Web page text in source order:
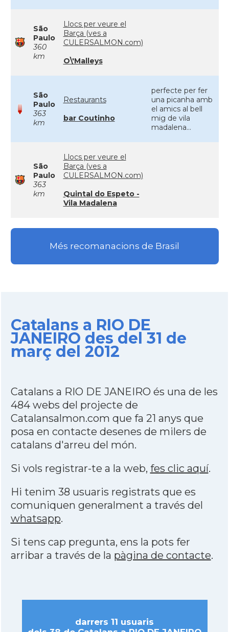
São
Paulo
360
km
Llocs per veure el
Barça (ves a
CULERSALMON.com)
O\'Malleys
São
Paulo
363
km
Restaurants
bar Coutinho
perfecte per fer
una picanha amb
el amics al bell
mig de vila
madalena...
São
Paulo
363
km
Llocs per veure el
Barça (ves a
CULERSALMON.com)
Quintal do Espeto -
Vila Madalena
Més recomanacions de Brasil
Catalans a RIO DE
JANEIRO des del 31 de
març del 2012
Catalans a RIO DE JANEIRO és una de les
484 webs del projecte de
Catalansalmon.com que fa 21 anys que
posa en contacte desenes de milers de
catalans d'arreu del món.
Si vols registrar-te a la web, fes clic aquí.
Hi tenim 38 usuaris registrats que es
comuniquen generalment a través del
whatsapp.
Si tens cap pregunta, ens la pots fer
arribar a través de la pàgina de contacte.
darrers 11 usuaris